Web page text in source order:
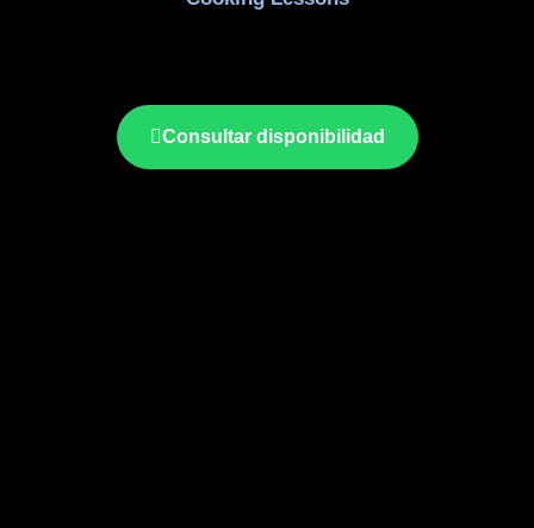
Consultar disponibilidad